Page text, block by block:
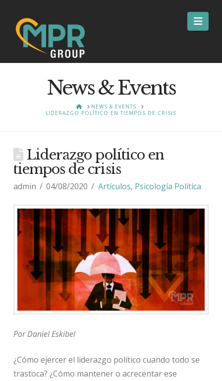
News & Events
HOMENEWS & EVENTS
LIDERAZGO POLÍTICO EN TIEMPOS DE CRISIS
Liderazgo político en
tiempos de crisis
admin 04/08/2020 Artículos, Psicología Política
Por Daniel Eskibel
¿Cómo ejercer el liderazgo político cuando todo se
trastoca? ¿Cómo mantener o acrecentar ese